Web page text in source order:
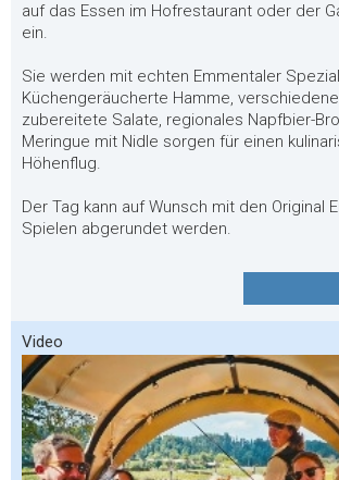
auf das Essen im Hofrestaurant oder der
ein.
Sie werden mit echten Emmentaler
Küchengeräucherte Hamme,
zubereitete Salate, regionales Napfbier-
Meringue mit Nidle sorgen für einen
Höhenflug.
Der Tag kann auf Wunsch mit den Original
Spielen abgerundet werden.
Video